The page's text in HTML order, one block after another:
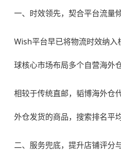
一、时效领先，契合平台流量
Wish平台早已将物流时效纳入
球核心市场布局多个自营海外
相较于传统直邮，韬博海外仓
外仓发货的商品，搜索排名平
二、服务兜底，提升店铺评分